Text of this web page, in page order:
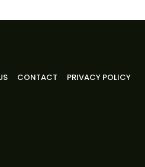
CONTACT PRIVACY POLICY